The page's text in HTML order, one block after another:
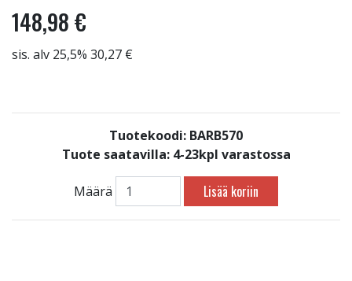
148,98 €
sis. alv 25,5% 30,27 €
Tuotekoodi: BARB570
Tuote saatavilla: 4-23kpl varastossa
Määrä Lisää koriin